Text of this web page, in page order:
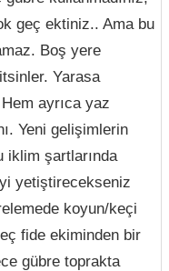
geç ektiniz.. Ama bu
Boş yere
Yarasa
ayrıca yaz
Yeni gelişimlerin
iklim şartlarında
yetiştirecekseniz
koyun/keçi
fide ekiminden bir
gübre toprakta